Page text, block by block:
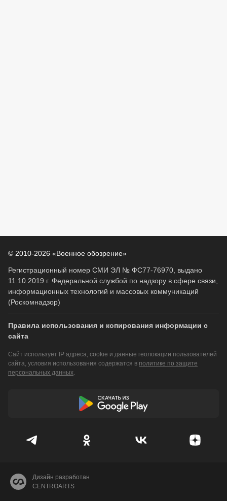
© 2010-2026 «Военное обозрение»
Регистрационный номер СМИ ЭЛ № ФС77-76970, выдано
11.10.2019 г. Федеральной службой по надзору в сфере связи,
информационных технологий и массовых коммуникаций
(Роскомнадзор)
Правила использования и копирования информации с
сайта
Сайт использует IP адреса, cookie и данные геолокации пользователей
сайта, условия использования содержатся в политике по защите
персональных данных.
Дизайн разработан
CENTROARTS